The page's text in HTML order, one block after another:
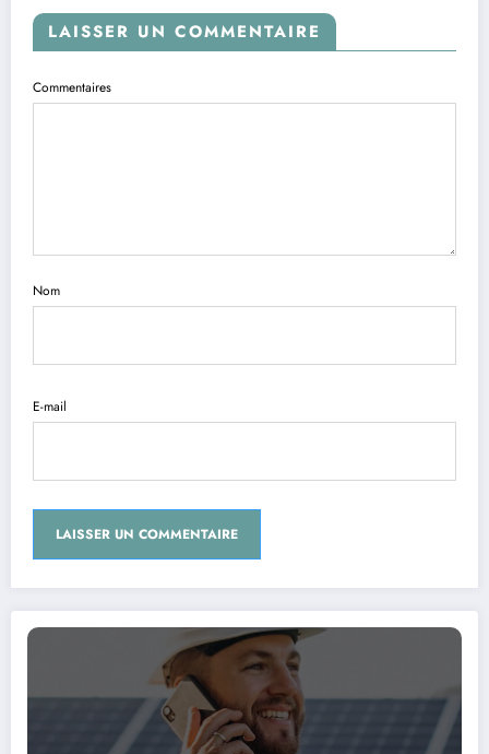
LAISSER UN COMMENTAIRE
Commentaires
Nom
E-mail